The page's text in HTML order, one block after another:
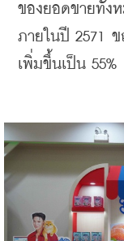
ของยอดขายทั้ง
ภายในปี 2571
เพิ่มขึ้นเป็น 55%